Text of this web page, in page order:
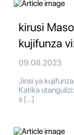
kirusi
kujifunza
09.08.2023
Jinsi ya
Katika
s […]